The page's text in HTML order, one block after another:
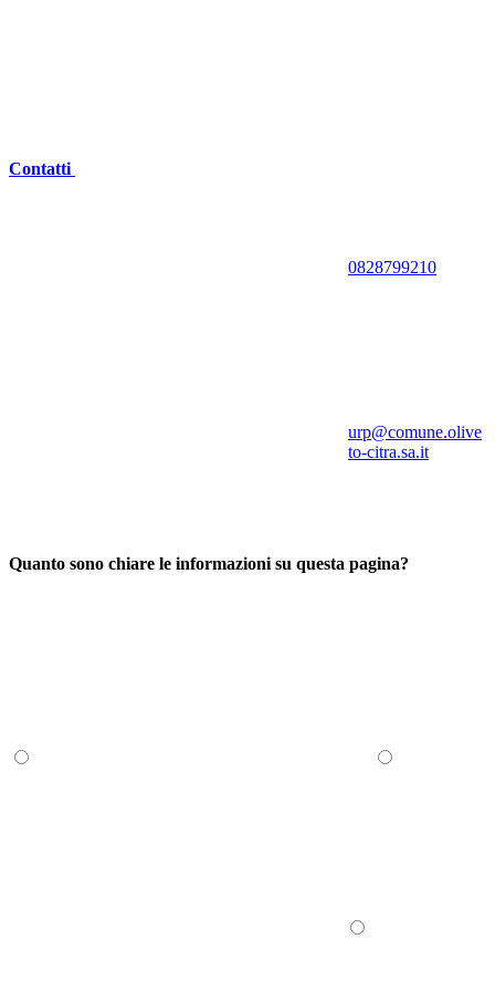
Contatti
0828799210
urp@comune.olive
to-citra.sa.it
Quanto sono chiare le informazioni su questa pagina?